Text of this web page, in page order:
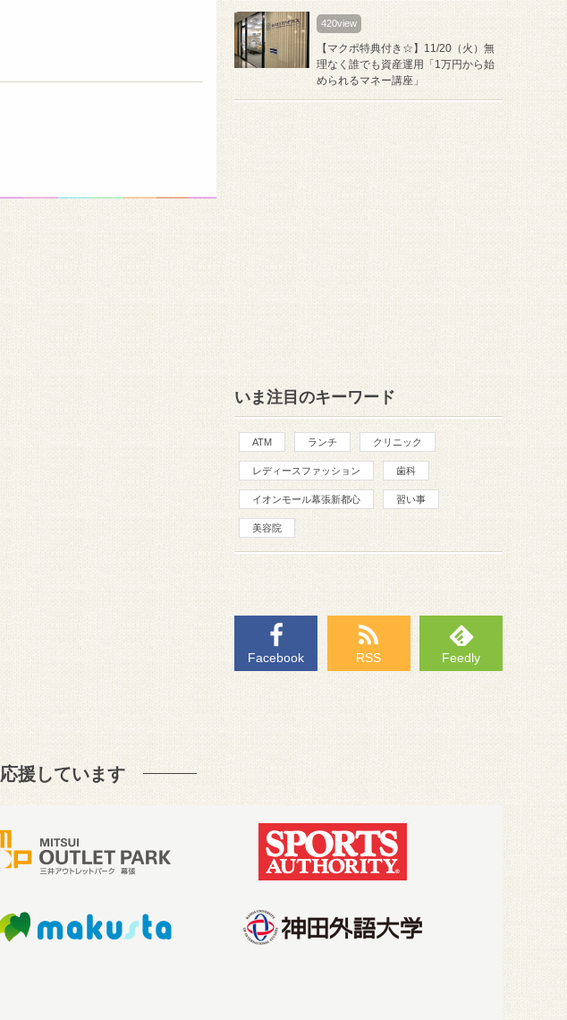
420view
【マクポ特典付き☆】11/20（火）無
理なく誰でも資産運用「1万円から始
められるマネー講座」
いま注目のキーワード
ATM ランチ クリニック
レディースファッション 歯科
イオンモール幕張新都心 習い事
美容院
Facebook RSS Feedly
応援しています